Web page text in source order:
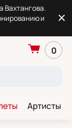
Вахтангова.
и
0
Артисты